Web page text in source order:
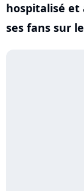
hospitalisé et
ses fans sur